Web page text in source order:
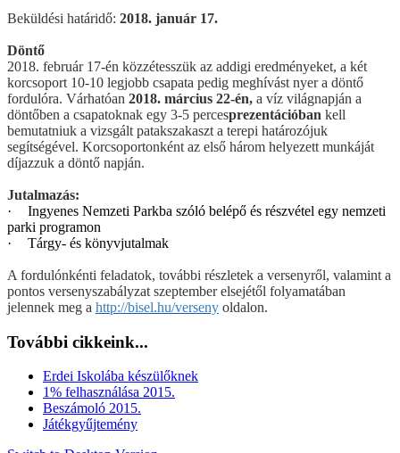
Beküldési határidő: 2018. január 17.
Döntő
2018. február 17-én közzétesszük az addigi eredményeket, a két
korcsoport 10-10 legjobb csapata pedig meghívást nyer a döntő
fordulóra. Várhatóan 2018. március 22-én, a víz világnapján a
döntőben a csapatoknak egy 3-5 percesprezentációban kell
bemutatniuk a vizsgált patakszakaszt a terepi határozójuk
segítségével. Korcsoportonként az első három helyezett munkáját
díjazzuk a döntő napján.
Jutalmazás:
·
Ingyenes Nemzeti Parkba szóló belépő és részvétel egy nemzeti
parki programon
·
Tárgy- és könyvjutalmak
A fordulónkénti feladatok, további részletek a versenyről, valamint a
pontos versenyszabályzat szeptember elsejétől folyamatában
jelennek meg a http://bisel.hu/verseny oldalon.
További cikkeink...
Erdei Iskolába készülőknek
1% felhasználása 2015.
Beszámoló 2015.
Játékgyűjtemény